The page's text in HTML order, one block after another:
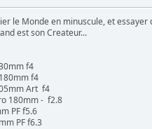
le Monde en minuscule, et essayer
est son Createur...
f4
f4
Art f4
180mm - f2.8
PF f5.6
PF f6.3